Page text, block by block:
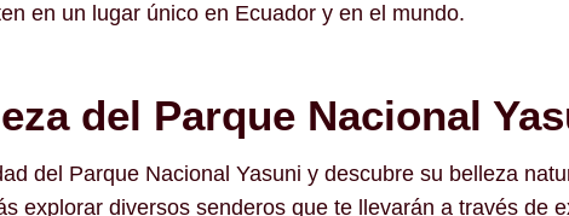
en un lugar único en Ecuador y en el mundo.
del Parque Nacional
del Parque Nacional Yasuni y descubre su belleza
explorar diversos senderos que te llevarán a través de